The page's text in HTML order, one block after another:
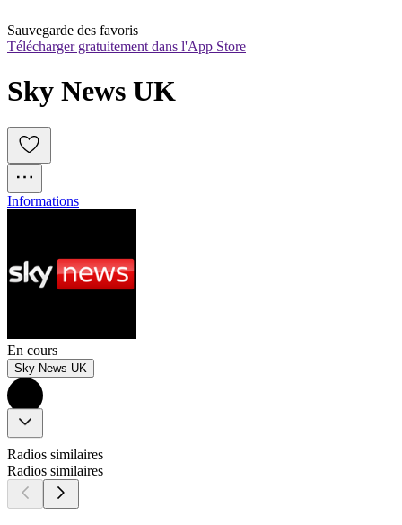
Sauvegarde des favoris
Télécharger gratuitement dans l'App Store
Sky News UK
Informations
En cours
Sky News UK
Radios similaires
Radios similaires